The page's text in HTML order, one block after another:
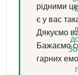
рідними
є у вас
Дякуємо
Бажаємо
гарних